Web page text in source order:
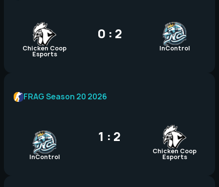
Chicken Coop
Esports
0 : 2
InControl
InControl
1 : 2
Chicken Coop
Esports
FRAG Season 20 2026